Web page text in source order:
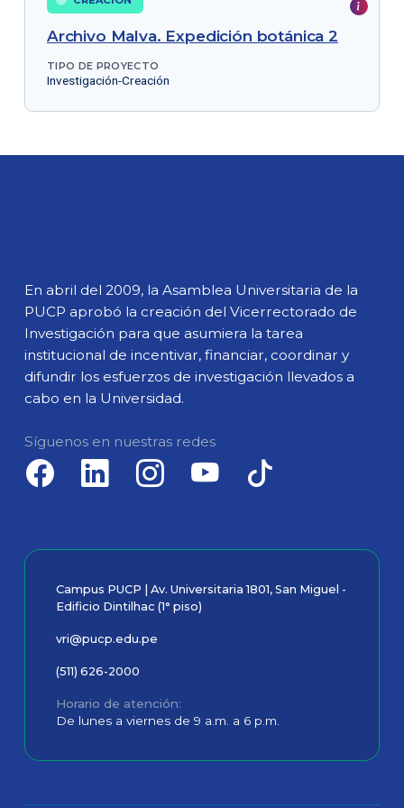
Archivo Malva. Expedición botánica 2
TIPO DE PROYECTO
Investigación-Creación
En abril del 2009, la Asamblea Universitaria de la
PUCP aprobó la creación del Vicerrectorado de
Investigación para que asumiera la tarea
institucional de incentivar, financiar, coordinar y
difundir los esfuerzos de investigación llevados a
cabo en la Universidad.
Síguenos en nuestras redes
Campus PUCP | Av. Universitaria 1801, San Miguel -
Edificio Dintilhac (1° piso)
vri@pucp.edu.pe
(511) 626-2000
Horario de atención
De lunes a viernes de 9 a.m. a 6 p.m.